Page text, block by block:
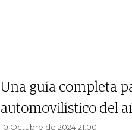
Una guía completa
automovilístico del
10 Octubre de 2024 21.00